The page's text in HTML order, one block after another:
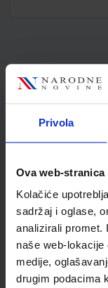
Privola
Ova web-
Kolačiće
sadržaj i oglase,
analizirali promet.
naše web-
medije,
drugim podacima
Kupci